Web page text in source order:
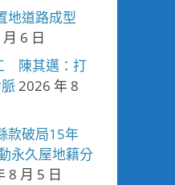
地道路成型
6 日
陳其邁：打
2026 年 8
款破局15年
永久屋地籍分
8 月 5 日